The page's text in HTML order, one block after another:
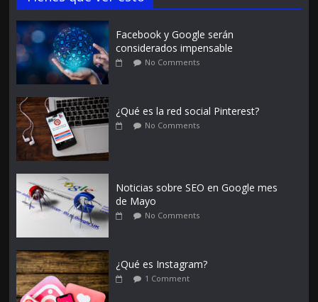
Facebook y Google serán
considerados impensable
No Comments
¿Qué es la red social Pinterest?
No Comments
Noticias sobre SEO en Google mes
de Mayo
No Comments
¿Qué es Instagram?
1 Comment